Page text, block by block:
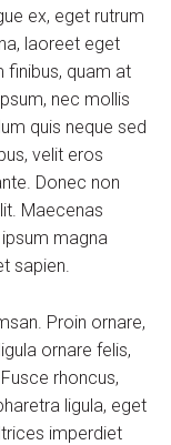
ex, eget rutrum
laoreet eget
finibus, quam at
nec mollis
quis neque sed
velit eros
Donec non
Maecenas
magna
sapien.
Proin ornare,
ornare felis,
rhoncus,
ligula, eget
imperdiet